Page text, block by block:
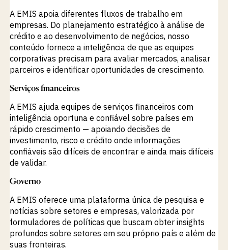
A EMIS apoia diferentes fluxos de trabalho em
empresas. Do planejamento estratégico à análise de
crédito e ao desenvolvimento de negócios, nosso
conteúdo fornece a inteligência de que as equipes
corporativas precisam para avaliar mercados, analisar
parceiros e identificar oportunidades de crescimento.
Serviços financeiros
A EMIS ajuda equipes de serviços financeiros com
inteligência oportuna e confiável sobre países em
rápido crescimento — apoiando decisões de
investimento, risco e crédito onde informações
confiáveis são difíceis de encontrar e ainda mais difíceis
de validar.
Governo
A EMIS oferece uma plataforma única de pesquisa e
notícias sobre setores e empresas, valorizada por
formuladores de políticas que buscam obter insights
profundos sobre setores em seu próprio país e além de
suas fronteiras.